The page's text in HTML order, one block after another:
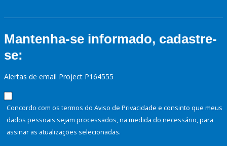
Mantenha-se informado, cadastre-
se:
Alertas de email Project P164555
Concordo com os termos do Aviso de Privacidade e consinto que meus
dados pessoais sejam processados, na medida do necessário, para
assinar as atualizações selecionadas.